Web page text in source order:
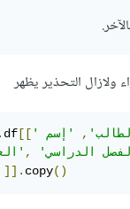
ولازال التحذير يظهر
.df [[ ,
'إسم
الدراسي' ,
]].copy()